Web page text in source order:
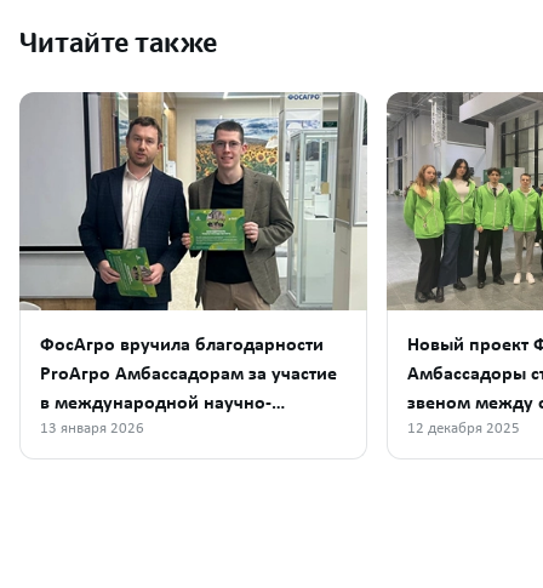
Читайте также
ФосАгро вручила благодарности
ProАгро Амбассадорам за участие
в международной научно-
образовательной конференции
стран БРИКС
13 января 2026
Новый проект
Амбассадоры
звеном между
бизнесом
12 декабря 2025